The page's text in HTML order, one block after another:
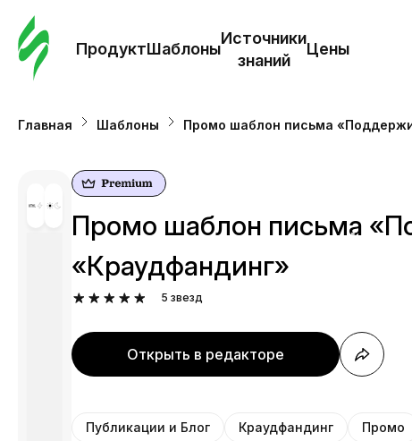
ПродуктШаблоны
Источники
знаний
Цены
Главная Шаблоны Промо шаблон письма
Промо шаблон письма
«Краудфандинг»
5 звезд
Открыть в редакторе
Публикации и Блог Краудфандинг Промо